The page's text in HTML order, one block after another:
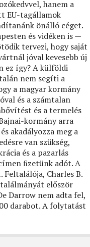
hanem a
EU-tagállamok
önálló céget.
és vidéken is —
tervezi, hogy saját
jóval kevesebb új
ez így? A külföldi
nem segíti a
a magyar kormány
és a számtalan
és a termelés
kormány arra
akadályozza meg a
van szükség,
és a pazarlás
ﬁzetünk adót. A
Charles B.
először
Darrow nem adta fel,
darabot. A folytatást